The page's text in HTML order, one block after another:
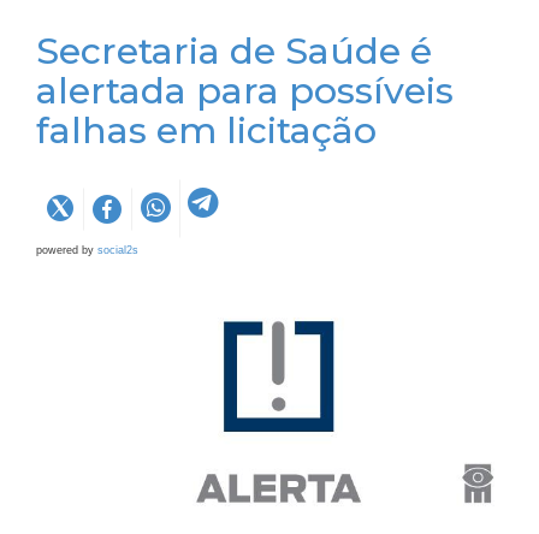
Secretaria de Saúde é
alertada para possíveis
falhas em licitação
powered by social2s